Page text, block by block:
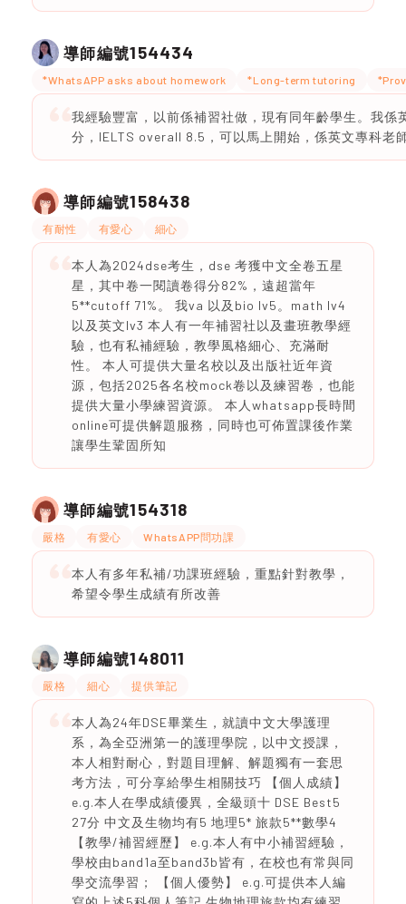
導師編號154434
*WhatsAPP asks about homework *Long-term tutoring
我經驗豐富，以前係補習社做，現有同年齡學生。我係
分，IELTS overall 8.5，可以馬上開始，係英文專科老
導師編號158438
有耐性 有愛心 細心
本人為2024dse考生，dse 考獲中文全卷五星
星，其中卷一閱讀卷得分82%，遠超當年
5**cutoff 71%。 我va 以及bio lv5。math lv4
以及英文lv3 本人有一年補習社以及畫班教學經
驗，也有私補經驗，教學風格細心、充滿耐
性。 本人可提供大量名校以及出版社近年資
源，包括2025各名校mock卷以及練習卷，也能
提供大量小學練習資源。 本人whatsapp長時間
online可提供解題服務，同時也可佈置課後作業
讓學生鞏固所知
導師編號154318
嚴格 有愛心 WhatsAPP問功課
本人有多年私補/功課班經驗，重點針對教學，
希望令學生成績有所改善
導師編號148011
嚴格 細心 提供筆記
本人為24年DSE畢業生，就讀中文大學護理
系，為全亞洲第一的護理學院，以中文授課，
本人相對耐心，對題目理解、解題獨有一套思
考方法，可分享給學生相關技巧 【個人成績】
e.g.本人在學成績優異，全級頭十 DSE Best5
27分 中文及生物均有5 地理5* 旅款5**數學4
【教學/補習經歷】 e.g.本人有中小補習經驗，
學校由band1a至band3b皆有，在校也有常與同
學交流學習； 【個人優勢】 e.g.可提供本人編